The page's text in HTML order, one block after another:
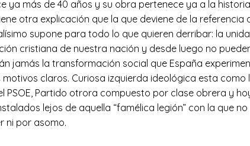
ya más de 40 años y su obra pertenece ya a la
otra explicación que la que deviene de la referencia
supone para todo lo que quieren derribar: la
cristiana de nuestra nación y desde luego no
jamás la transformación social que España
motivos claros. Curiosa izquierda ideológica esta como
PSOE, Partido otrora compuesto por clase obrera y
lejos de aquella “famélica legión” con la que no
ni por asomo.